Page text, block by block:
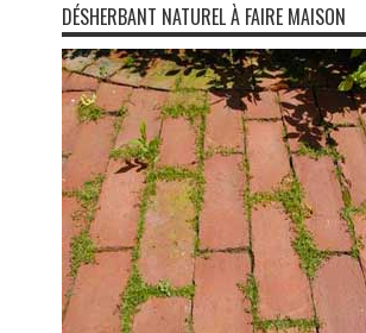
DÉSHERBANT NATUREL À FAIRE MAISON